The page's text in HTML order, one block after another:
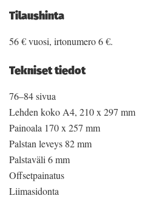
Tilaushinta
56 € vuosi, irtonumero 6 €.
Tekniset tiedot
76–84 sivua
Lehden koko A4, 210 x 297 mm
Painoala 170 x 257 mm
Palstan leveys 82 mm
Palstaväli 6 mm
Offsetpainatus
Liimasidonta